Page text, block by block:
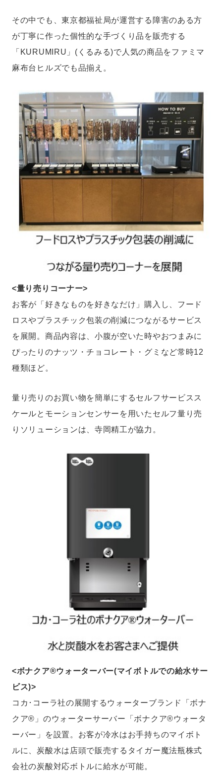
その中でも、東京都福祉局が運営する障害のある方
が丁寧に作った個性的な手づくり品を販売する
「KURUMIRU」(くるみる)で人気の商品をファミマ
麻布台ヒルズでも品揃え。
<量り売りコーナー>
お客が「好きなものを好きなだけ」購入し、フード
ロスやプラスチック包装の削減につながるサービス
を展開。商品内容は、小腹が空いた時やおつまみに
ぴったりのナッツ・チョコレート・グミなど常時12
種類ほど。
量り売りのお買い物を簡単にするセルフサービスス
ケールとモーションセンサーを用いたセルフ量り売
りソリューションは、寺岡精工が協力。
<ボナクア®ウォーターバー(マイボトルでの給水サー
ビス)>
コカ･コーラ社の展開するウォーターブランド「ボナ
クア®」のウォーターサーバー「ボナクア®ウォータ
ーバー」を設置。お客が冷水はお手持ちのマイボト
ルに、炭酸水は店頭で販売するタイガー魔法瓶株式
会社の炭酸対応ボトルに給水が可能。